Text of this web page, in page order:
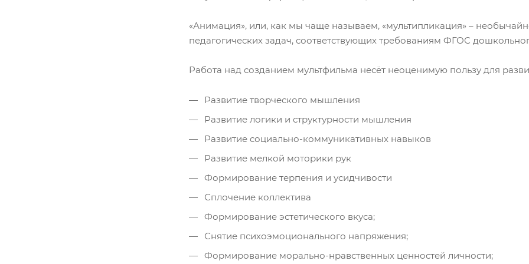
«Анимация», или, как мы чаще называем, «мультипликация» –
педагогических задач, соответствующих требованиям ФГОС
Работа над созданием мультфильма несёт неоценимую пользу для
Развитие творческого мышления
Развитие логики и структурности мышления
Развитие социально-коммуникативных навыков
Развитие мелкой моторики рук
Формирование терпения и усидчивости
Сплочение коллектива
Формирование эстетического вкуса;
Снятие психоэмоционального напряжения;
Формирование морально-нравственных ценностей личности;